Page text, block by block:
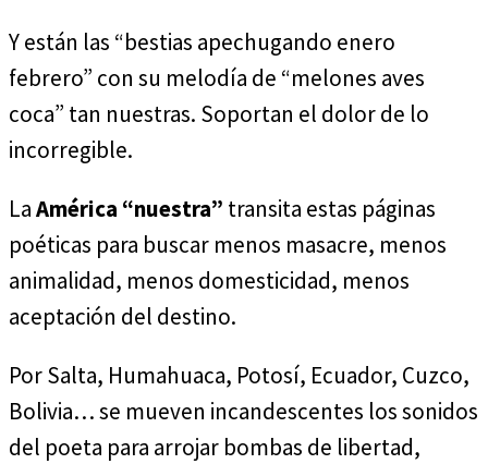
Y están las “bestias apechugando enero
febrero” con su melodía de “melones aves
coca” tan nuestras. Soportan el dolor de lo
incorregible.
LaAmérica “nuestra” transita estas páginas
poéticas para buscar menos masacre, menos
animalidad, menos domesticidad, menos
aceptación del destino.
Por Salta, Humahuaca, Potosí, Ecuador, Cuzco,
Bolivia… se mueven incandescentes los sonidos
del poeta para arrojar bombas de libertad,